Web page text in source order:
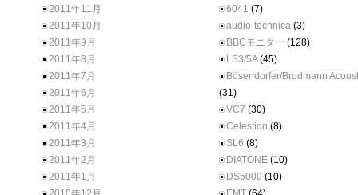
2011年11月
2011年10月
2011年9月
2011年8月
2011年7月
2011年6月
2011年5月
2011年4月
2011年3月
2011年2月
2011年1月
6041 (7)
audio-technica (3)
BBCモニター (128)
LS3/5A(45)
Bösendorfer/Brodmann
(31)
VC7 (30)
Celestion (8)
SL6 (8)
DIATONE (10)
DS5000 (10)